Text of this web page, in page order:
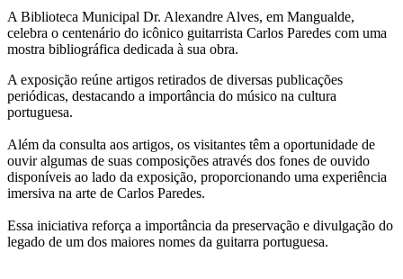
A Biblioteca Municipal Dr. Alexandre Alves, em Mangualde,
celebra o centenário do icônico guitarrista Carlos Paredes com uma
mostra bibliográfica dedicada à sua obra.
A exposição reúne artigos retirados de diversas publicações
periódicas, destacando a importância do músico na cultura
portuguesa.
Além da consulta aos artigos, os visitantes têm a oportunidade de
ouvir algumas de suas composições através dos fones de ouvido
disponíveis ao lado da exposição, proporcionando uma experiência
imersiva na arte de Carlos Paredes.
Essa iniciativa reforça a importância da preservação e divulgação do
legado de um dos maiores nomes da guitarra portuguesa.